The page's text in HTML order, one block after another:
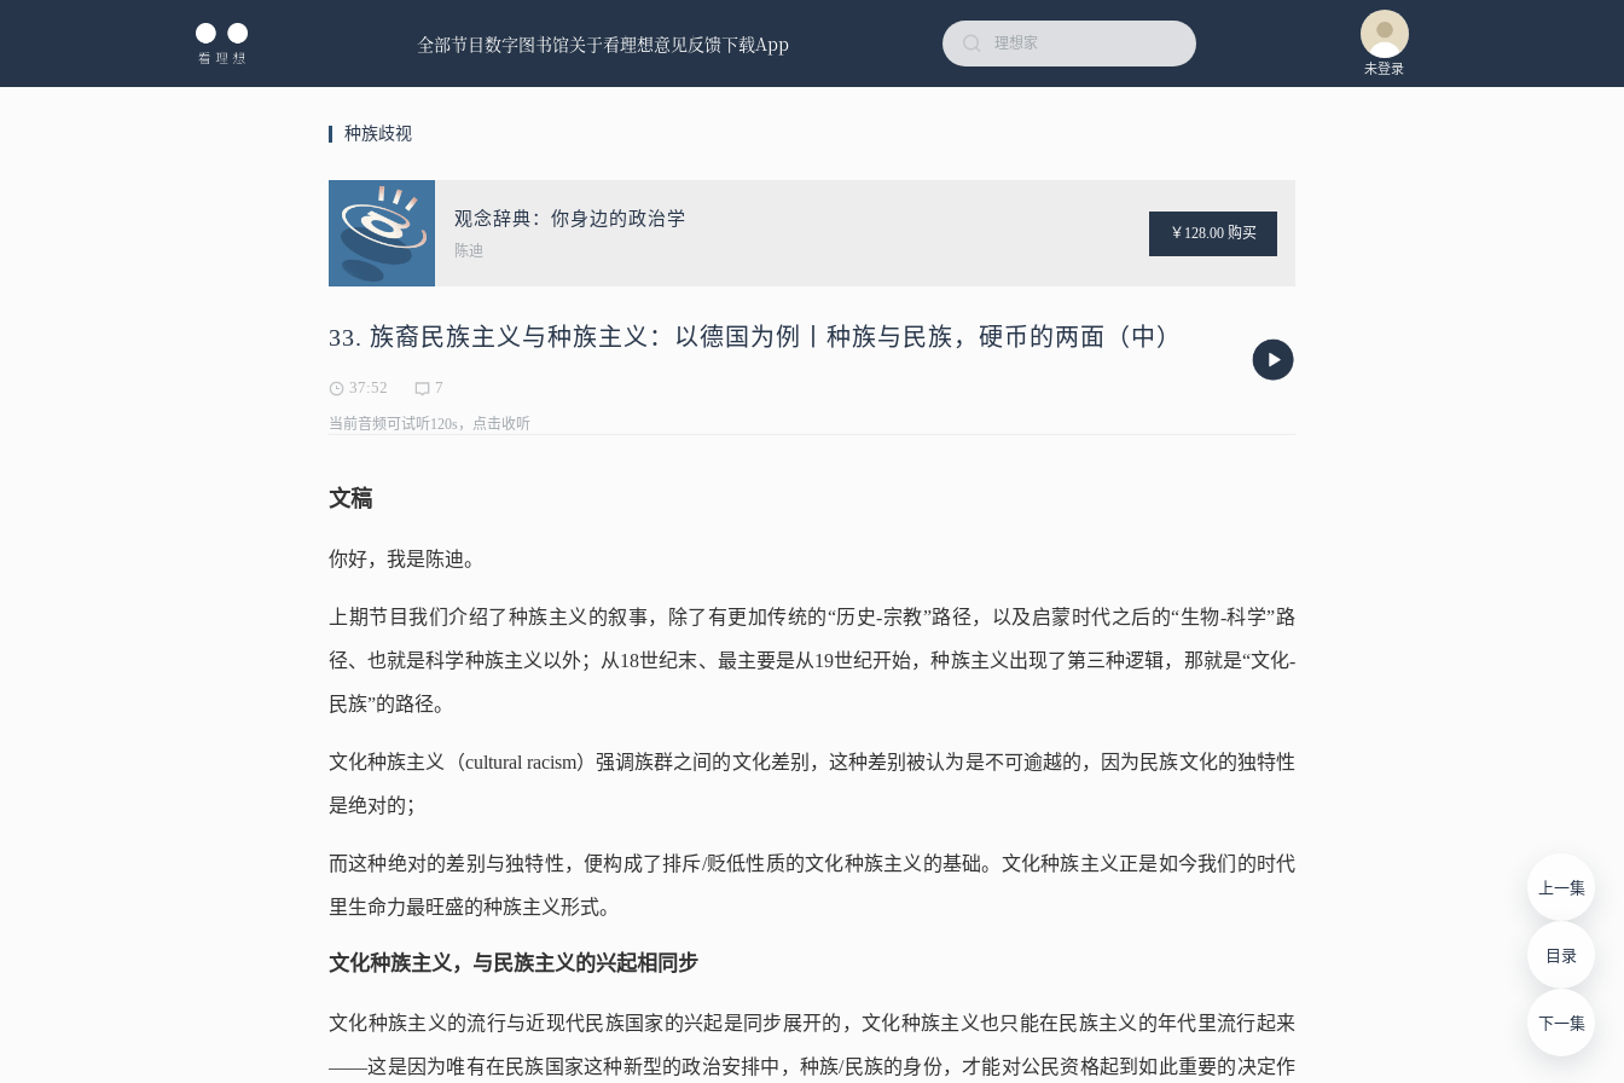
全部节目数字图书馆关于看理想意见反馈下载App
未登录
种族歧视
观念辞典：你身边的政治学
陈迪
￥128.00 购买
33. 族裔民族主义与种族主义：以德国为例丨种族与民族，硬币的两面（中）
37:52 7
当前音频可试听120s，点击收听
上一集
目录
下一集
文稿
你好，我是陈迪。
上期节目我们介绍了种族主义的叙事，除了有更加传统的“历史-宗教”路径，以及启蒙时代之后的“生物-科学”路
径、也就是科学种族主义以外；从18世纪末、最主要是从19世纪开始，种族主义出现了第三种逻辑，那就是“文化-
民族”的路径。
文化种族主义（cultural racism）强调族群之间的文化差别，这种差别被认为是不可逾越的，因为民族文化的独特性
是绝对的；
而这种绝对的差别与独特性，便构成了排斥/贬低性质的文化种族主义的基础。文化种族主义正是如今我们的时代
里生命力最旺盛的种族主义形式。
文化种族主义，与民族主义的兴起相同步
文化种族主义的流行与近现代民族国家的兴起是同步展开的，文化种族主义也只能在民族主义的年代里流行起来
——这是因为唯有在民族国家这种新型的政治安排中，种族/民族的身份，才能对公民资格起到如此重要的决定作